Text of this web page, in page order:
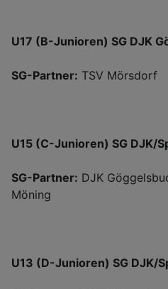
U17 (B-Junioren) SG DJK
SG-Partner: TSV Mörsdorf
U15 (C-Junioren) SG DJK/
SG-Partner: DJK
Möning
U13 (D-Junioren) SG DJK/